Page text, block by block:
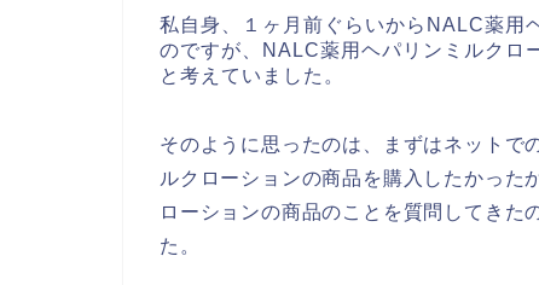
私自身、１ヶ月前ぐらいからNALC薬用
のですが、NALC薬用ヘパリンミルクロ
と考えていました。
そのように思ったのは、まずはネットで
ルクローションの商品を購入したかった
ローションの商品のことを質問してきた
た。